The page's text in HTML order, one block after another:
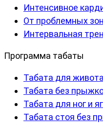
Интенсивное
От проблемных
Интервальная
Программа табаты
Табата для
Табата без
Табата для ног и
Табата стоя без